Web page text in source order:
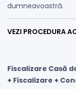
dumneavoastră.
VEZI PROCEDURA
Fiscalizare Casă
+ Fiscalizare +